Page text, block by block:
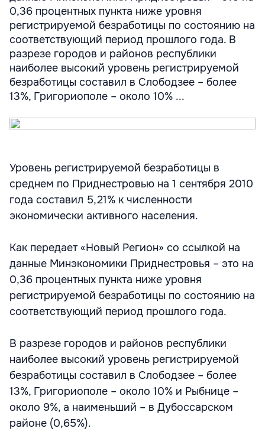
0,36 процентных пункта ниже уровня
регистрируемой безработицы по состоянию на
соответствующий период прошлого года. В
разрезе городов и районов республики
наиболее высокий уровень регистрируемой
безработицы составил в Слободзее – более
13%, Григориополе – около 10% ...
Уровень регистрируемой безработицы в
среднем по Приднестровью на 1 сентября 2010
года составил 5,21% к численности
экономически активного населения.
Как передает «Новый Регион» со ссылкой на
данные Минэкономики Приднестровья – это на
0,36 процентных пункта ниже уровня
регистрируемой безработицы по состоянию на
соответствующий период прошлого года.
В разрезе городов и районов республики
наиболее высокий уровень регистрируемой
безработицы составил в Слободзее – более
13%, Григориополе – около 10% и Рыбнице –
около 9%, а наименьший – в Дубоссарском
районе (0,65%).